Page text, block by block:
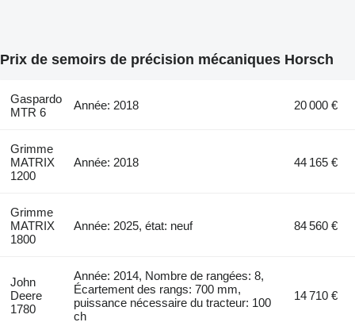
Prix de semoirs de précision mécaniques Horsch
Gaspardo
MTR 6
Année: 2018 20 000 €
Grimme
MATRIX
1200
Année: 2018 44 165 €
Grimme
MATRIX
1800
Année: 2025, état: neuf 84 560 €
John
Deere
1780
Année: 2014, Nombre de rangées: 8,
Écartement des rangs: 700 mm,
puissance nécessaire du tracteur: 100
ch
14 710 €